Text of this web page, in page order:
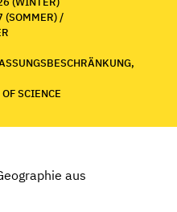
/
SCIENCE
aus